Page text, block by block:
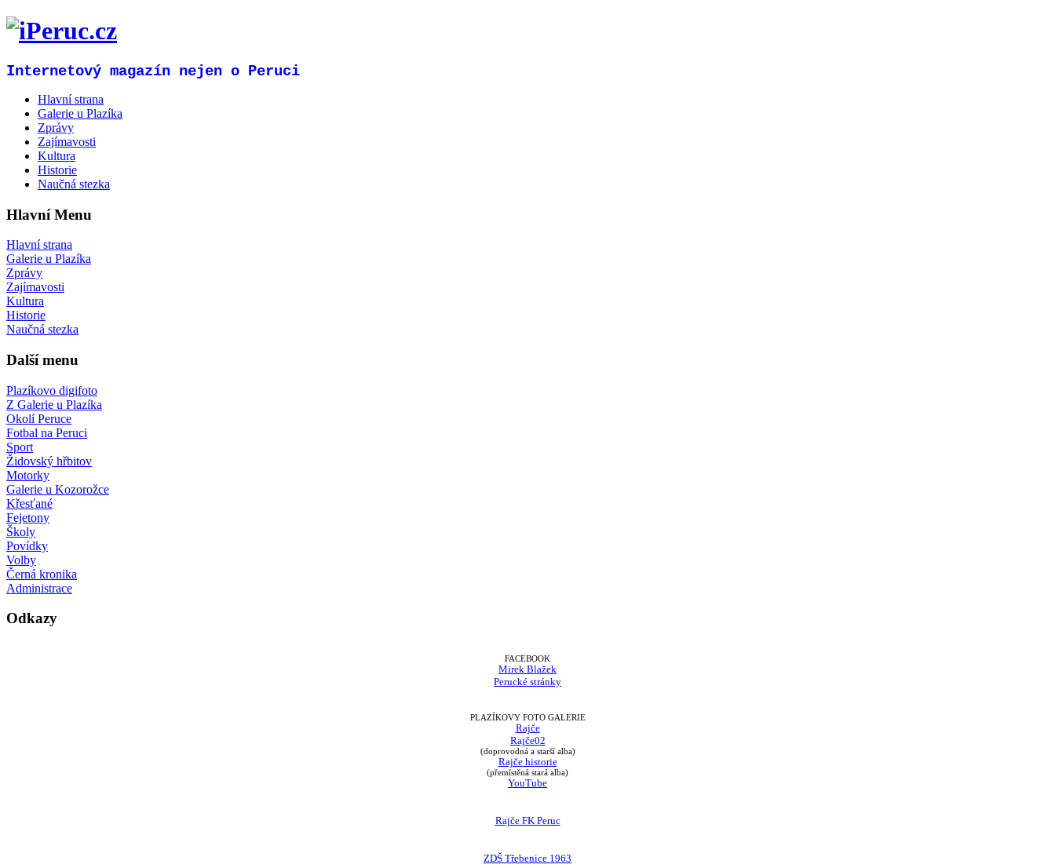
Internetový magazín nejen o Peruci
Hlavní strana
Galerie u Plazíka
Zprávy
Zajímavosti
Kultura
Historie
Naučná stezka
Hlavní Menu
Hlavní strana
Galerie u Plazíka
Zprávy
Zajímavosti
Kultura
Historie
Naučná stezka
Další menu
Plazíkovo digifoto
Z Galerie u Plazíka
Okolí Peruce
Fotbal na Peruci
Sport
Židovský hřbitov
Motorky
Galerie u Kozorožce
Křesťané
Fejetony
Školy
Povídky
Volby
Černá kronika
Administrace
Odkazy
FACEBOOK
Mirek Blažek
Perucké stránky
PLAZÍKOVY FOTO GALERIE
Rajče
Rajče02
(doprovodná a starší alba)
Rajče historie
(přemístěná stará alba)
YouTube
Rajče FK Peruc
ZDŠ Třebenice 1963